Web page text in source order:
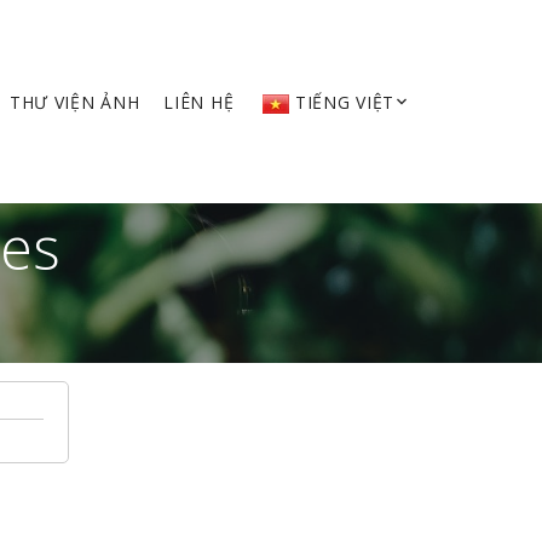
THƯ VIỆN ẢNH LIÊN HỆ TIẾNG VIỆT